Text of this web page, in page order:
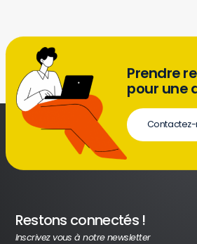
Prendre
pour une
Contactez-
Restons connectés !
Inscrivez vous à notre newsletter